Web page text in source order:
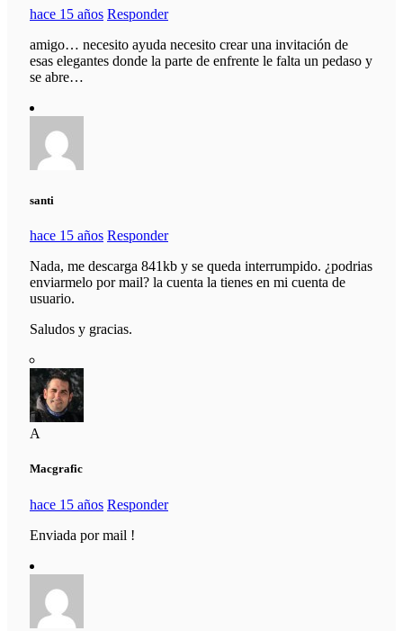
hace 15 años Responder
amigo… necesito ayuda necesito crear una invitación de
esas elegantes donde la parte de enfrente le falta un pedaso y
se abre…
santi
hace 15 años Responder
Nada, me descarga 841kb y se queda interrumpido. ¿podrias
enviarmelo por mail? la cuenta la tienes en mi cuenta de
usuario.
Saludos y gracias.
A
Macgrafic
hace 15 años Responder
Enviada por mail !